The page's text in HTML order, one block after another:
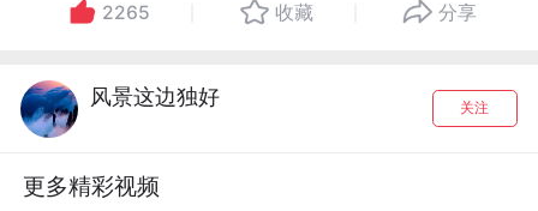
2265 收藏 分享
风景这边独好 关注
更多精彩视频